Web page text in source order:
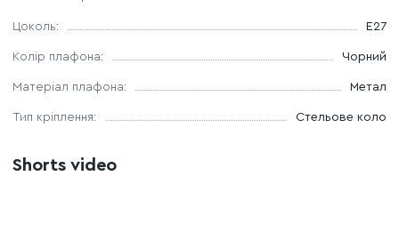
Цоколь: E27
Колір плафона: Чорний
Матеріал плафона: Метал
Тип кріплення: Стельове коло
Shorts video